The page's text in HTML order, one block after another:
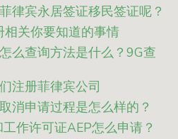
律宾永居签证移民签证呢？
关你要知道的事情
么查询方法是什么？9G查
注册菲律宾公司
消申请过程是怎么样的？
作许可证AEP怎么申请？